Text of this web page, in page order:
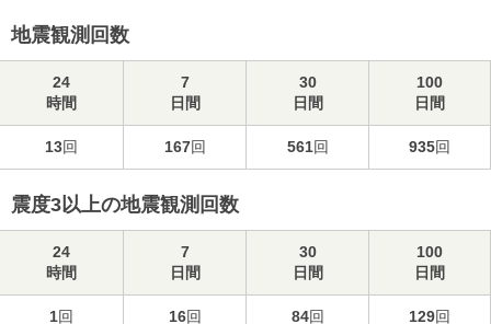
地震観測回数
24
時間
7
日間
30
日間
100
日間
13回 167回 561回 935回
震度3以上の地震観測回数
24
時間
7
日間
30
日間
100
日間
1回 16回 84回 129回